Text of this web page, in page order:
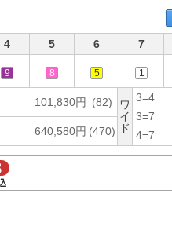
4 5 6 7
9 8 5 1
101,830円 (82)
ワ
イ
ド
3=4
3=7
4=7
640,580円 (470)